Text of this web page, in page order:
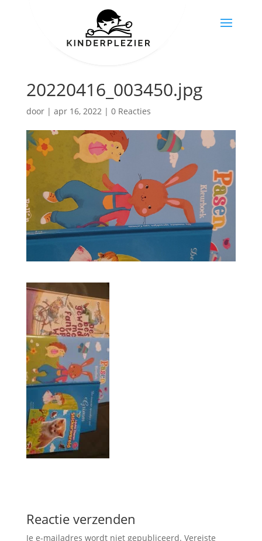
20220416_003450.jpg
door | apr 16, 2022| 0 Reacties
Reactie verzenden
Je e-mailadres wordt niet gepubliceerd. Vereiste